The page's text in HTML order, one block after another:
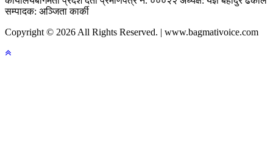
सम्पादक: अञ्जिता कार्की
Copyright © 2026 All Rights Reserved. | www.bagmativoice.com